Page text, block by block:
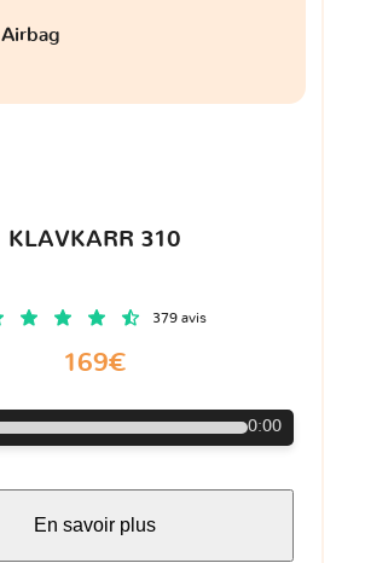
Airbag
KLAVKARR 310
379 avis
169€
0:00
En savoir plus